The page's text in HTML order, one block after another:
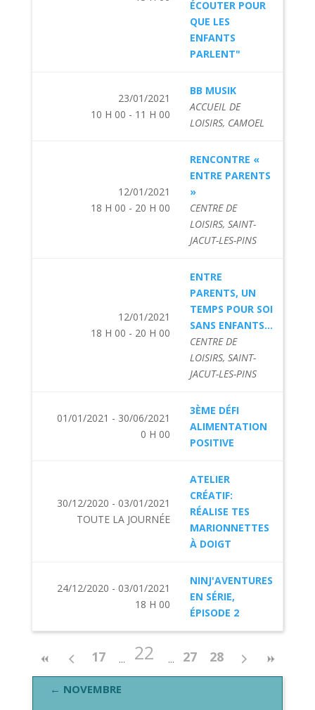
ÉCOUTER POUR
QUE LES
ENFANTS
PARLENT"
23/01/2021
10 H 00 - 11 H 00
BB MUSIK
ACCUEIL DE
LOISIRS, CAMOEL
12/01/2021
18 H 00 - 20 H 00
RENCONTRE «
ENTRE PARENTS
»
CENTRE DE
LOISIRS, SAINT-
JACUT-LES-PINS
12/01/2021
18 H 00 - 20 H 00
ENTRE
PARENTS, UN
TEMPS POUR SOI
SANS ENFANTS...
CENTRE DE
LOISIRS, SAINT-
JACUT-LES-PINS
01/01/2021 - 30/06/2021
0 H 00
3ÈME DÉFI
ALIMENTATION
POSITIVE
30/12/2020 - 03/01/2021
TOUTE LA JOURNÉE
ATELIER
CRÉATIF:
RÉALISE TES
MARIONNETTES
À DOIGT
24/12/2020 - 03/01/2021
18 H 00
NINJ'AVENTURES
EN SÉRIE,
ÉPISODE 2
17 22 27 28
← NOVEMBRE